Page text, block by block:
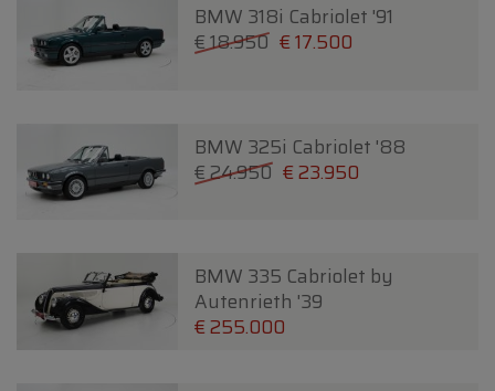
BMW 318i Cabriolet '91
€ 18.950 € 17.500
BMW 325i Cabriolet '88
€ 24.950 € 23.950
BMW 335 Cabriolet by
Autenrieth '39
€ 255.000